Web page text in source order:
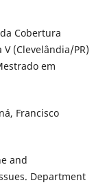
Cobertura
(Clevelândia/PR)
em
Francisco
and
Department